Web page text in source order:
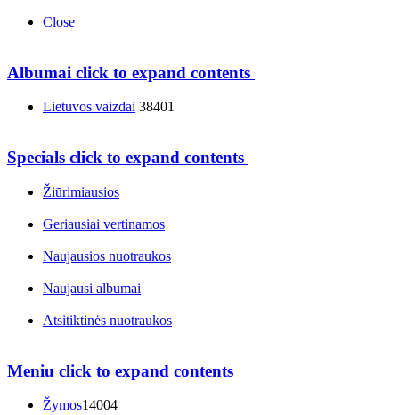
Close
Albumai click to expand contents
Lietuvos vaizdai 38401
Specials click to expand contents
Žiūrimiausios
Geriausiai vertinamos
Naujausios nuotraukos
Naujausi albumai
Atsitiktinės nuotraukos
Meniu click to expand contents
Žymos14004